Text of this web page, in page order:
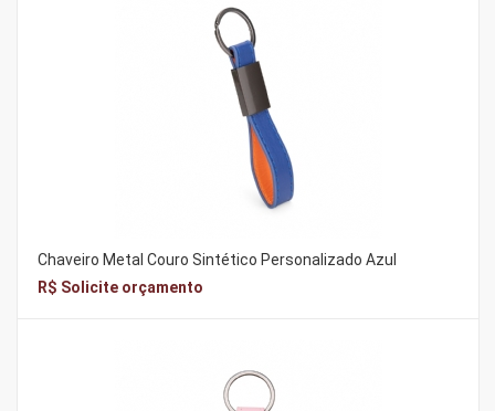
Chaveiro Metal Couro Sintético Personalizado Azul
R$ Solicite orçamento